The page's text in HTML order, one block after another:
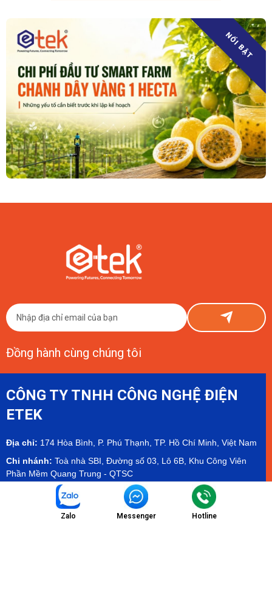
NỔI BẬT
Đầu tư Smart Farm chanh dây vàng 1 hecta tốn khoảng 150–800 triệu
đồng phần công nghệ, cộng thêm chi phí nông nghiệp cơ bản. ETEK chia
sẻ thật, có số liệu cụ thể.
CÔNG TY TNHH CÔNG NGHỆ ĐIỆN
ETEK
Địa chỉ: 174 Hòa Bình, P. Phú Thạnh, TP. Hồ Chí Minh, Việt Nam
Chi nhánh: Toà nhà SBI, Đường số 03, Lô 6B, Khu Công Viên
Phần Mềm Quang Trung - QTSC
Tầng 2 tòa Olympia Mall, Cambodia - Hamee
Đồng hành cùng chúng tôi
Zalo Messenger Hotline